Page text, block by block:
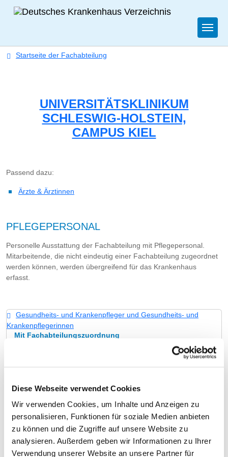
Diese Webseite verwendet Cookies
Wir verwenden Cookies, um Inhalte und Anzeigen zu
personalisieren, Funktionen für soziale Medien anbieten
zu können und die Zugriffe auf unsere Website zu
analysieren. Außerdem geben wir Informationen zu Ihrer
Verwendung unserer Website an unsere Partner für
Startseite der Fachabteilung
UNIVERSITÄTSKLINIKUM
SCHLESWIG-HOLSTEIN,
CAMPUS KIEL
Passend dazu:
Ärzte & Ärztinnen
PFLEGEPERSONAL
Personelle Ausstattung der Fachabteilung mit Pflegepersonal.
Mitarbeitende, die nicht eindeutig einer Fachabteilung zugeordnet
werden können, werden übergreifend für das Krankenhaus
erfasst.
Gesundheits- und Krankenpfleger und Gesundheits- und
Krankenpflegerinnen
Mit Fachabteilungszuordnung
ERLÄUTERUNG
eingeführt, dem das
gesamte
Pflegepersonal
zugeordnet ist